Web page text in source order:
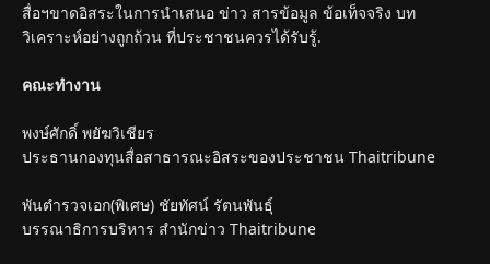
สื่อฯขาดอิสระในการนำเสนอ ข่าว สารข้อมูล ข้อเท็จจริง บท
วิเคราะห์อย่างถูกถ้วน ที่ประชาชนควรได้รับรู้.
คณะทำงาน
พงษ์ศักดิ์ พยัฆวิเชียร
ประธานกองทุนสื่อสาธารณะอิสระของประชาชน Thaitribune
พันตำรวจเอก(พิเศษ) ชัยทัศน์ รัตนพันธุ์
บรรณาธิการบริหาร สำนักข่าว Thaitribune